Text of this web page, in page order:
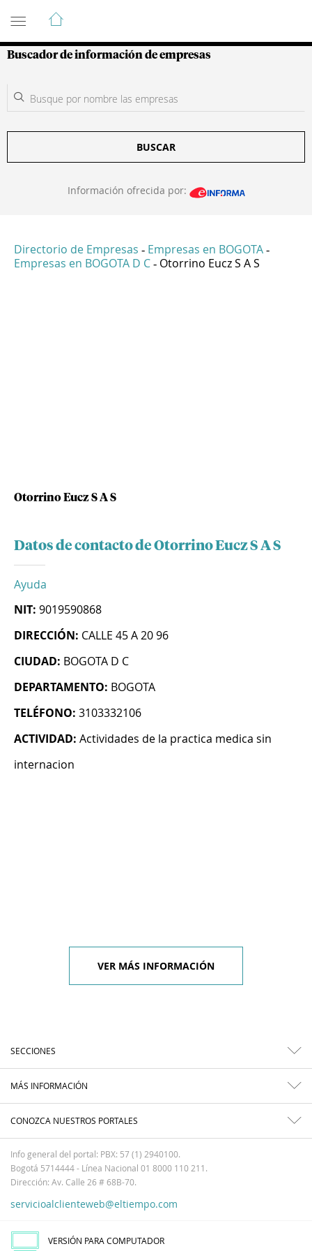
Guía de Empresas Colombianas
Buscador de información de empresas
BUSCAR
Información ofrecida por:
Directorio de Empresas - Empresas en BOGOTA -
Empresas en BOGOTA D C - Otorrino Eucz S A S
Otorrino Eucz S A S
Datos de contacto de Otorrino Eucz S A S
Ayuda
NIT: 9019590868
DIRECCIÓN: CALLE 45 A 20 96
CIUDAD: BOGOTA D C
DEPARTAMENTO: BOGOTA
TELÉFONO: 3103332106
ACTIVIDAD: Actividades de la practica medica sin
internacion
VER MÁS INFORMACIÓN
SECCIONES
MÁS INFORMACIÓN
CONOZCA NUESTROS PORTALES
Info general del portal: PBX: 57 (1) 2940100.
Bogotá 5714444 - Línea Nacional 01 8000 110 211.
Dirección: Av. Calle 26 # 68B-70.
servicioalclienteweb@eltiempo.com
VERSIÓN PARA COMPUTADOR